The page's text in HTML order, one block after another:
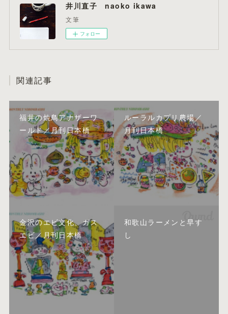
井川直子 naoko ikawa
文筆
フォロー
関連記事
福井の焼鳥アナザーワ
ールド／月刊日本橋
ルーラルカプリ農場／
月刊日本橋
金沢のエビ文化、ガス
エビ／月刊日本橋
和歌山ラーメンと早す
し